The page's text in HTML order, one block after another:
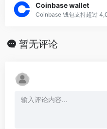
Coinbase wallet
暂无评论